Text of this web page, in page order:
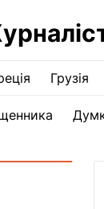
Грузія